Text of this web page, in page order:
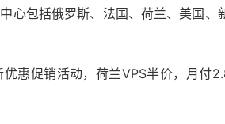
心包括俄罗斯、法国、荷兰、美国、
惠促销活动，荷兰VPS半价，月付